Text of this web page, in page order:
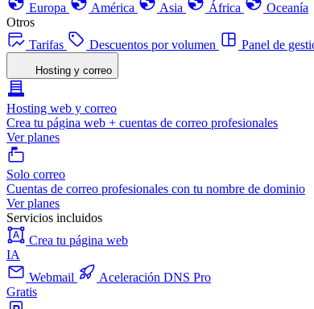
Europa
América Asia África
Oceanía
Otros
Tarifas
Descuentos por volumen Panel de
Hosting y correo
Hosting web y correo
Crea tu página web + cuentas de correo profesionales
Ver planes
Solo correo
Cuentas de correo profesionales con tu nombre de dominio
Ver planes
Servicios incluidos
Crea tu página web
IA
Webmail
Aceleración DNS Pro
Gratis